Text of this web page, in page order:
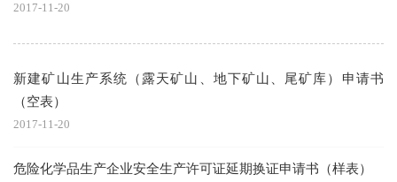
2017-11-20
新建矿山生产系统（露天矿山、地下矿山、尾矿库）申请书
（空表）
2017-11-20
危险化学品生产企业安全生产许可证延期换证申请书（样表）